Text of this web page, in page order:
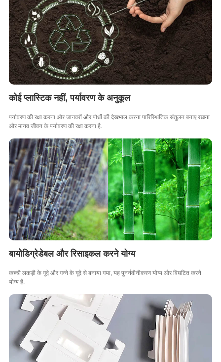
कोई प्लास्टिक नहीं, पर्यावरण के अनुकूल
पर्यावरण की रक्षा करना और जानवरों और पौधों की देखभाल करना पारिस्थितिक संतुलन बनाए रखना
और मानव जीवन के पर्यावरण की रक्षा करना है.
बायोडिग्रेडेबल और रिसाइकल करने योग्य
कच्ची लकड़ी के गूदे और गन्ने के गूदे से बनाया गया, यह पुनर्नवीनीकरण योग्य और विघटित करने
योग्य है.